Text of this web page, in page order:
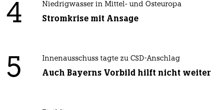
4 Niedrigwasser in Mittel- und Osteuropa
Stromkrise mit Ansage
5 Innenausschuss tagte zu CSD-Anschlag
Auch Bayerns Vorbild hilft nicht weiter